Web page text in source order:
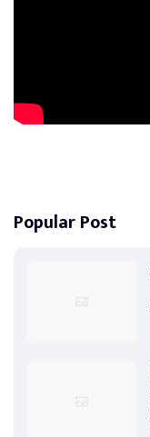
Popular Post